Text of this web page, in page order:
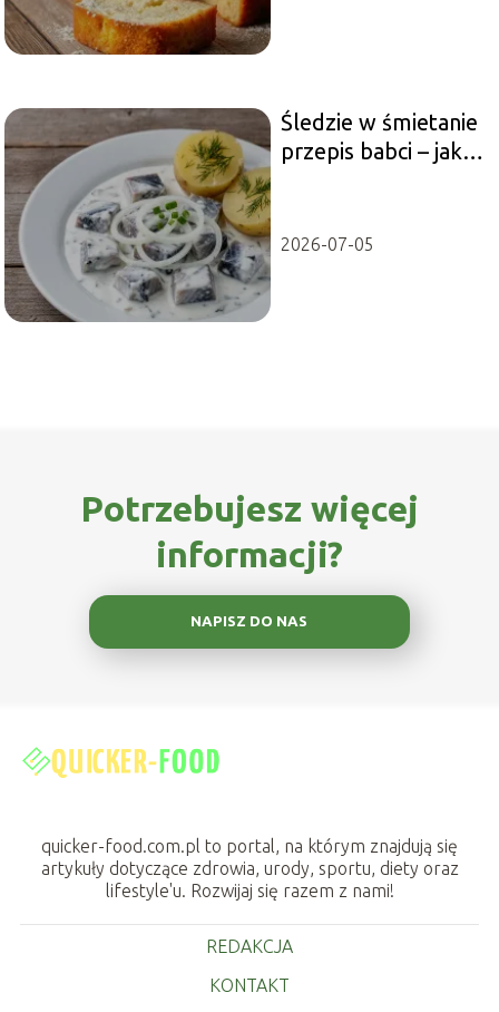
Śledzie w śmietanie
przepis babci – jak
2026-07-05
Potrzebujesz więcej
informacji?
NAPISZ DO NAS
quicker-food.com.pl to portal, na którym znajdują się
artykuły dotyczące zdrowia, urody, sportu, diety oraz
lifestyle'u. Rozwijaj się razem z nami!
REDAKCJA
KONTAKT